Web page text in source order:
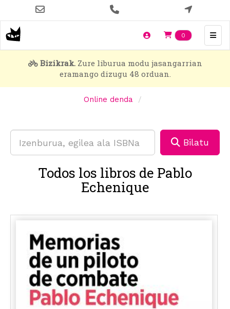
main
content
0 Items en
Bizikrak.Zure liburua modu jasangarrian
eramango dizugu 48 orduan.
Online denda
Bilatu
Todos los libros de Pablo
Echenique